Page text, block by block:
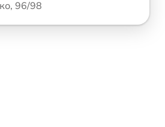
96/98